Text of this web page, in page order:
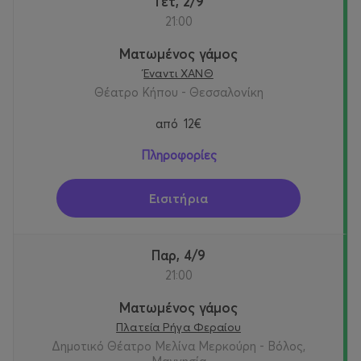
Γαμπρός: Αστέρης Κρικώνης
Γυναίκα: Χριστίνα Βράκα
Λεονάρντο: Άγγελος Ανδριόπουλος
Κοπέλες: Αναστασία Βαγενά, Στεφανία Καραγιάννη,
Βάγια: Νίκη Παλληκαράκη
Πατέρας Νίκος Αρβανίτης
Φεγγάρι: Δημήτρης Όντος
21:00
Ματωμένος γάμος
Έναντι ΧΑΝΘ
Θέατρο Κήπου - Θεσσαλονίκη
από 12€
Πληροφορίες
Εισιτήρια
Παρ, 4/9
21:00
Ματωμένος γάμος
Πλατεία Ρήγα Φεραίου
Δημοτικό Θέατρο Μελίνα Μερκούρη - Βόλος,